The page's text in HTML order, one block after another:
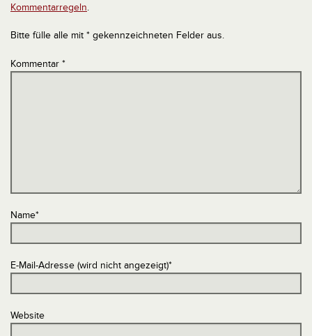
Kommentarregeln.
Bitte fülle alle mit * gekennzeichneten Felder aus.
Kommentar *
Name*
E-Mail-Adresse (wird nicht angezeigt)*
Website